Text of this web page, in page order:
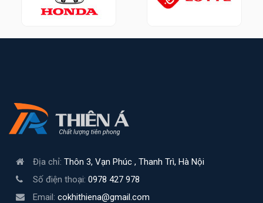
Địa chỉ: Thôn 3, Vạn Phúc , Thanh Trì, Hà Nội
Số điện thoại: 0978 427 978
Email: cokhithiena@gmail.com